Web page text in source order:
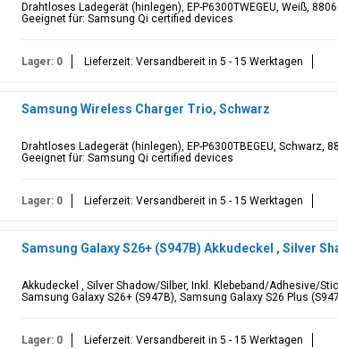
Drahtloses Ladegerät (hinlegen), EP-P6300TWEGEU, Weiß,
Geeignet für: Samsung Qi certified devices
Lager: 0 Lieferzeit: Versandbereit in 5 - 15 Werktagen
Samsung Wireless Charger Trio, Schwarz
Drahtloses Ladegerät (hinlegen), EP-P6300TBEGEU, Schwarz,
Geeignet für: Samsung Qi certified devices
Lager: 0 Lieferzeit: Versandbereit in 5 - 15 Werktagen
Samsung Galaxy S26+ (S947B) Akkudeckel , Silver
Akkudeckel , Silver Shadow/Silber, Inkl. Klebeband/Adhesive/
Samsung Galaxy S26+ (S947B), Samsung Galaxy S26 Plus
Lager: 0 Lieferzeit: Versandbereit in 5 - 15 Werktagen